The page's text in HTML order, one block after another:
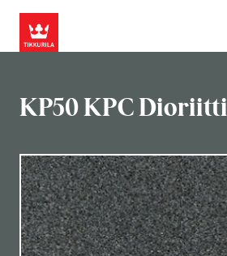
KP50 KPC Dioriitti